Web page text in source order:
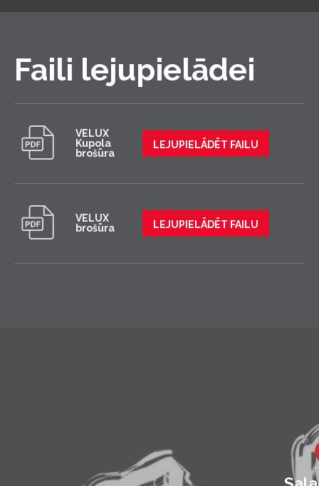
Faili lejupielādei
VELUX
Kupola
brošūra
LEJUPIELĀDĒT FAILU
VELUX
brošūra
LEJUPIELĀDĒT FAILU